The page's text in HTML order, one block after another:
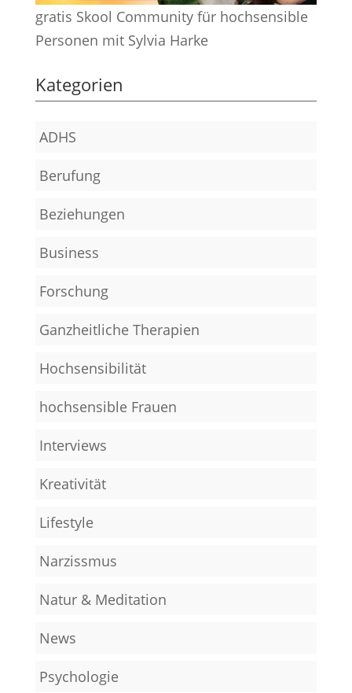
gratis Skool Community für hochsensible
Personen mit Sylvia Harke
Kategorien
ADHS
Berufung
Beziehungen
Business
Forschung
Ganzheitliche Therapien
Hochsensibilität
hochsensible Frauen
Interviews
Kreativität
Lifestyle
Narzissmus
Natur & Meditation
News
Psychologie